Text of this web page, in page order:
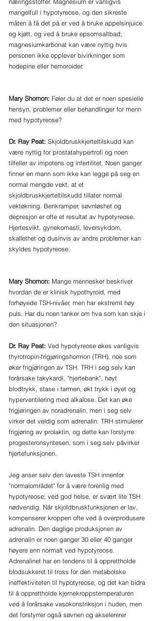
mangelfull i hypotyreose, og den sikreste
måten å få det på er ved å bruke appelsinjuice
og kjøtt, og ved å bruke epsomsaltbad;
magnesiumkarbonat kan være nyttig hvis
personen ikke opplever bivirkninger som
hodepine eller hemoroider.
Mary Shomon: Føler du at det er noen spesielle
hensyn, problemer eller behandlinger for menn
med hypotyreose?
Dr. Ray Peat: Skjoldbruskkjerteltilskudd kan
være nyttig for prostatahypertrofi og noen
tilfeller av impotens og infertilitet. Noen ganger
finner en mann som ikke kan legge på seg en
normal mengde vekt, at et
skjoldbruskkjerteltilskudd tillater normal
vektøkning. Benkramper, søvnløshet og
depresjon er ofte et resultat av hypotyreose.
Hjertesvikt, gynekomasti, leversykdom,
skallethet og dusinvis av andre problemer kan
skyldes hypotyreose.
Mary Shomon: Mange mennesker beskriver
hvordan de er klinisk hypothyroid, med
forhøyede TSH-nivåer, men har ekstremt høy
puls. Har du noen tanker om hva som kan skje i
den situasjonen?
Dr. Ray Peat: Ved hypotyreose økes vanligvis
thyrotropin-frigjøringshormon (TRH), noe som
øker frigjøringen av TSH. TRH i seg selv kan
forårsake takykardi, "hjertebank", høyt
blodtrykk, stase i tarmen, økt trykk i øyet og
hyperventilering med alkalose. Det kan øke
frigjøringen av noradrenalin, men i seg selv
virker det veldig som adrenalin. TRH stimulerer
frigjøring av prolaktin, og dette kan forstyrre
progesteronsyntesen, som i seg selv påvirker
hjertefunksjonen.
Jeg anser selv den laveste TSH innenfor
"normalområdet" for å være forenlig med
hypotyreose; ved god helse, er svært lite TSH
nødvendig. Når skjoldbruskfunksjonen er lav,
kompenserer kroppen ofte ved å overprodusere
adrenalin. Den daglige produksjonen av
adrenalin er noen ganger 30 eller 40 ganger
høyere enn normalt ved hypotyreose.
Adrenalinet har en tendens til å opprettholde
blodsukkeret til tross for den metabolske
ineffektiviteten til hypotyreose, og det kan bidra
til å opprettholde kjernekroppstemperaturen
ved å forårsake vasokonstriksjon i huden, men
det forstyrrer også søvnen og akselererer